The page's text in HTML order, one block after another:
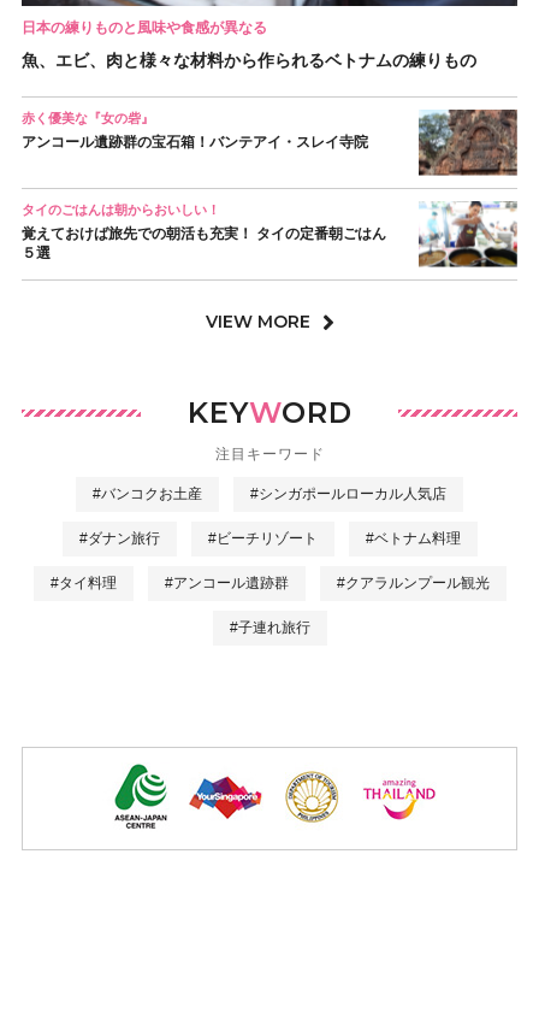
日本の練りものと風味や食感が異なる
魚、エビ、肉と様々な材料から作られるベトナムの練りもの
赤く優美な『女の砦』
アンコール遺跡群の宝石箱！バンテアイ・スレイ寺院
タイのごはんは朝からおいしい！
覚えておけば旅先での朝活も充実！ タイの定番朝ごはん
５選
VIEW MORE
KEYWORD
注目キーワード
#バンコクお土産 #シンガポールローカル人気店
#ダナン旅行 #ビーチリゾート #ベトナム料理
#タイ料理 #アンコール遺跡群 #クアラルンプール観光
#子連れ旅行